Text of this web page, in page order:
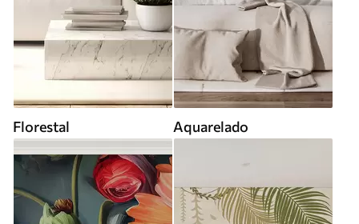
Florestal Aquarelado